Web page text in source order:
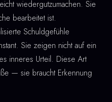
wiedergutzumachen. Sie
bearbeitet ist.
Schuldgefühle
Sie zeigen nicht auf ein
inneres Urteil. Diese Art
— sie braucht Erkennung